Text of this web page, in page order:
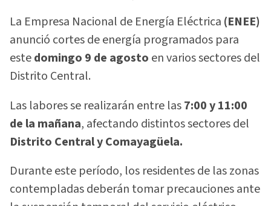
La Empresa Nacional de Energía Eléctrica (ENEE)
anunció cortes de energía programados para
estedomingo 9 de agosto en varios sectores del
Distrito Central.
Las labores se realizarán entre las7:00 y 11:00
de la mañana, afectando distintos sectores del
Distrito Central y Comayagüela.
Durante este período, los residentes de las zonas
contempladas deberán tomar precauciones ante